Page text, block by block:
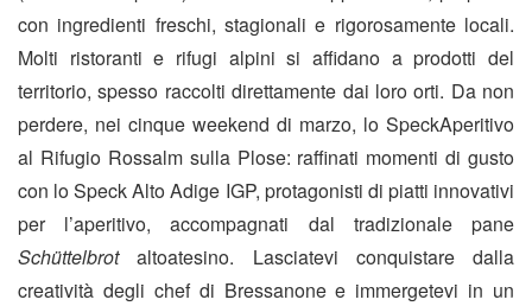
con ingredienti freschi, stagionali e rigorosamente locali.
Molti ristoranti e rifugi alpini si affidano a prodotti del
territorio, spesso raccolti direttamente dai loro orti. Da non
perdere, nei cinque weekend di marzo, lo SpeckAperitivo
al Rifugio Rossalm sulla Plose: raffinati momenti di gusto
con lo Speck Alto Adige IGP, protagonisti di piatti innovativi
per l’aperitivo, accompagnati dal tradizionale pane
Schüttelbrot
altoatesino. Lasciatevi conquistare dalla
creatività degli chef di Bressanone e immergetevi in un